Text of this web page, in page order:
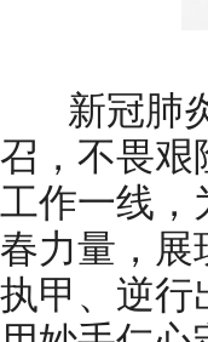
新冠肺炎
召，不畏艰
工作一线，
春力量，展
执甲、逆行